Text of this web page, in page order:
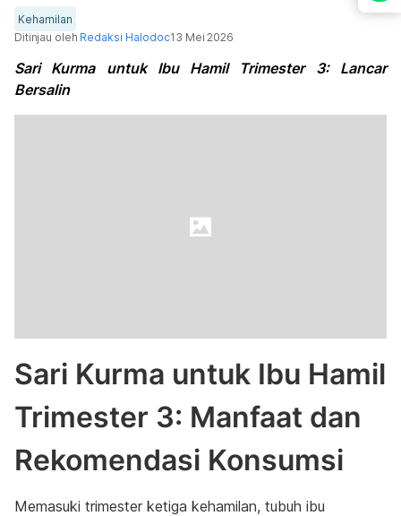
Kehamilan
Ditinjau oleh Redaksi Halodoc13 Mei 2026
Sari Kurma untuk Ibu Hamil Trimester 3: Lancar
Bersalin
Sari Kurma untuk Ibu Hamil
Trimester 3: Manfaat dan
Rekomendasi Konsumsi
Memasuki trimester ketiga kehamilan, tubuh ibu